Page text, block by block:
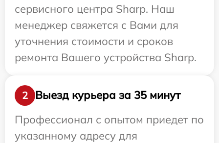
сервисного центра Sharp. Наш
менеджер свяжется с Вами для
уточнения стоимости и сроков
ремонта Вашего устройства Sharp.
2
Выезд курьера за 35 минут
Профессионал с опытом приедет по
указанному адресу для